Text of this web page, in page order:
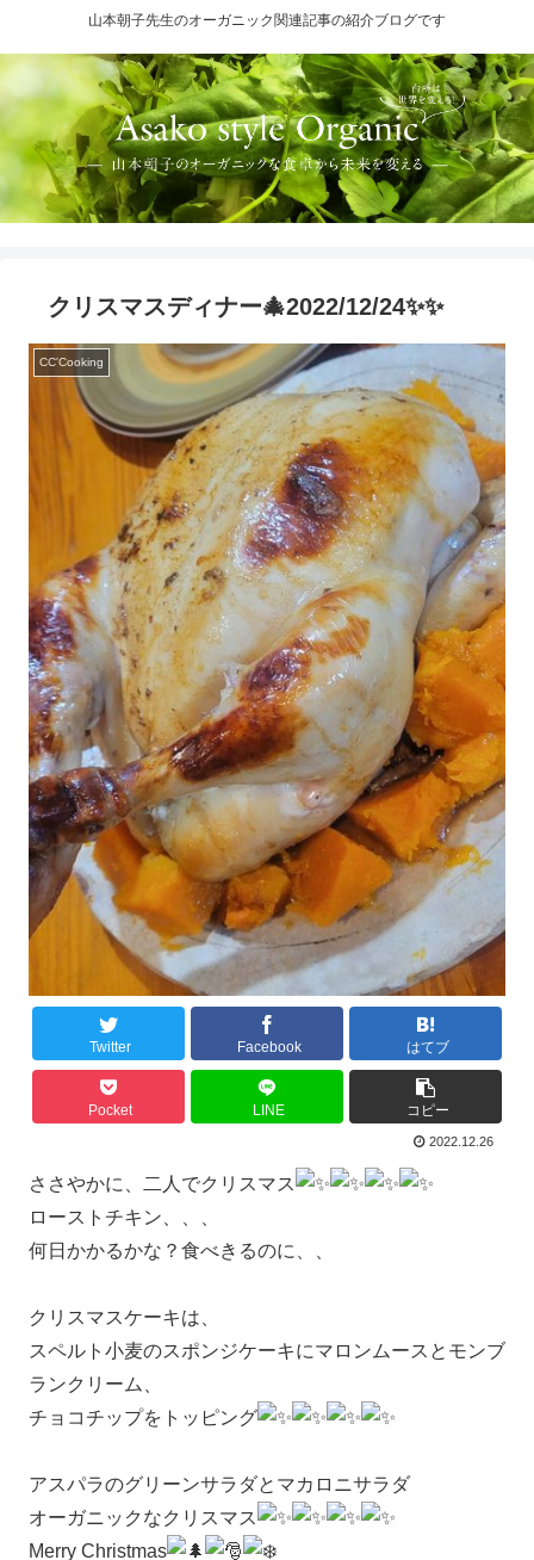
山本朝子先生のオーガニック関連記事の紹介ブログです
クリスマスディナー🎄2022/12/24✨✨
CC'Cooking
Twitter Facebook はてブ
Pocket LINE コピー
2022.12.26
ささやかに、二人でクリスマス
ローストチキン、、、
何日かかるかな？食べきるのに、、
クリスマスケーキは、
スペルト小麦のスポンジケーキにマロンムースとモンブ
ランクリーム、
チョコチップをトッピング
アスパラのグリーンサラダとマカロニサラダ
オーガニックなクリスマス
Merry Christmas